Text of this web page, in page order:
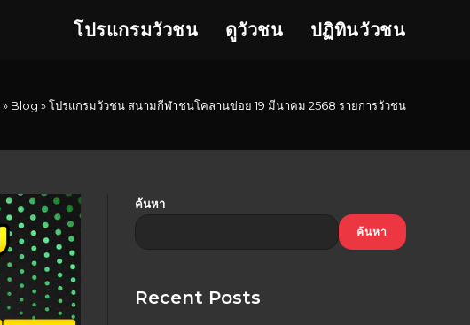
โปรแกรมวัวชน ดูวัวชน ปฏิทินวัวชน
» Blog »โปรแกรมวัวชน สนามกีฬาชนโคลานข่อย 19 มีนาคม 2568 รายการวัวชน
ค้นหา
ค้นหา
Recent Posts